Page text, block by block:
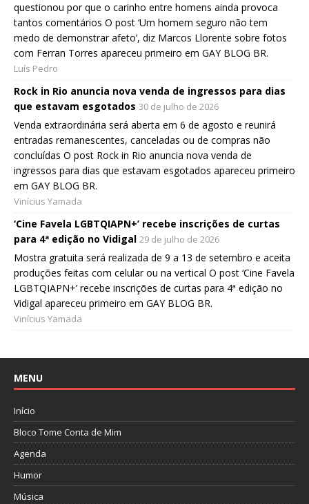
questionou por que o carinho entre homens ainda provoca
tantos comentários O post ‘Um homem seguro não tem
medo de demonstrar afeto’, diz Marcos Llorente sobre fotos
com Ferran Torres apareceu primeiro em GAY BLOG BR.
Luís Pedro
Rock in Rio anuncia nova venda de ingressos para dias
que estavam esgotados 30 de julho de 2026
Venda extraordinária será aberta em 6 de agosto e reunirá
entradas remanescentes, canceladas ou de compras não
concluídas O post Rock in Rio anuncia nova venda de
ingressos para dias que estavam esgotados apareceu primeiro
em GAY BLOG BR.
Vinícius Yamada
‘Cine Favela LGBTQIAPN+’ recebe inscrições de curtas
para 4ª edição no Vidigal 29 de julho de 2026
Mostra gratuita será realizada de 9 a 13 de setembro e aceita
produções feitas com celular ou na vertical O post ‘Cine Favela
LGBTQIAPN+’ recebe inscrições de curtas para 4ª edição no
Vidigal apareceu primeiro em GAY BLOG BR.
Vinícius Yamada
MENU
Início
Bloco Tome Conta de Mim
Agenda
Humor
Música